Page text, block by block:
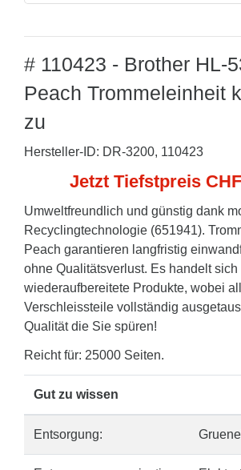
# 110423 - Brother HL-
Peach Trommeleinheit
zu
Hersteller-ID: DR-3200, 110423
Jetzt Tiefstpreis
Umweltfreundlich und günstig dank
Recyclingtechnologie (651941).
Peach garantieren langfristig
ohne Qualitätsverlust. Es handelt sich
wiederaufbereitete Produkte, wobei
Verschleissteile vollständig
Qualität die Sie spüren!
Reicht für: 25000 Seiten.
Gut zu wissen
Entsorgung: